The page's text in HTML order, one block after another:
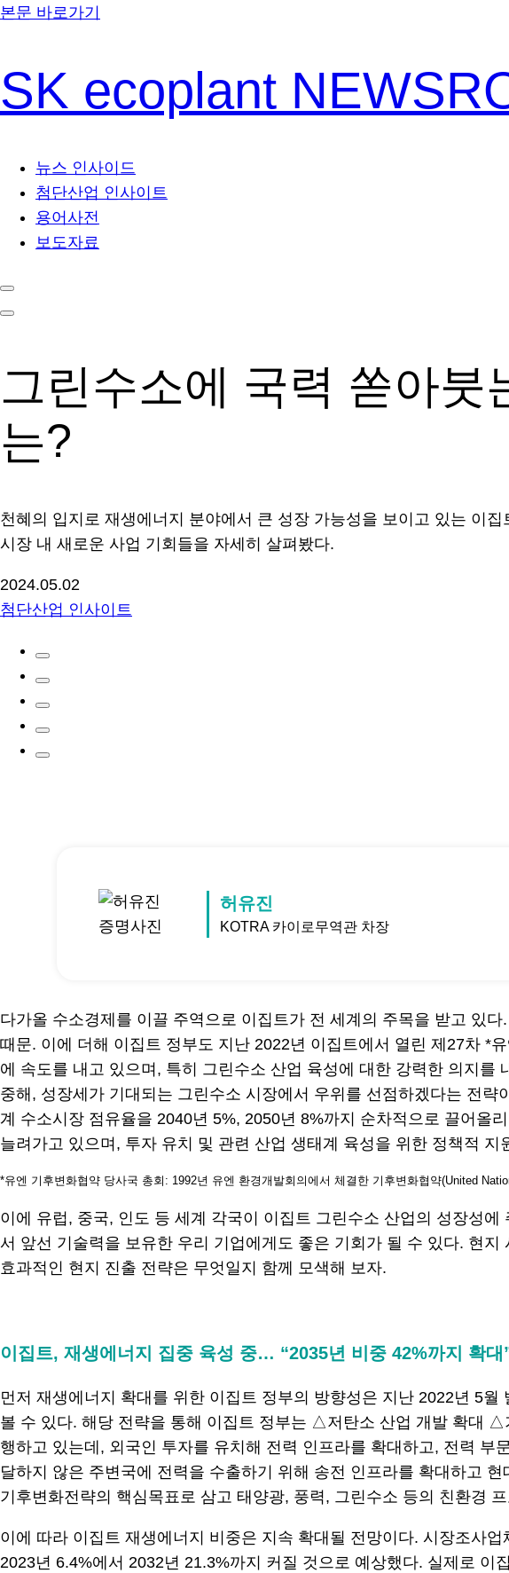
본문 바로가기
SK ecoplant
뉴스 인사이드
첨단산업 인사이트
용어사전
보도자료
그린수소에 국력 쏟아붓
는?
천혜의 입지로 재생에너지 분야에서 큰 성장 가능성을 보이고 있는 이
시장 내 새로운 사업 기회들을 자세히 살펴봤다.
2024.05.02
첨단산업 인사이트
허유진
KOTRA 카이로무역관 차장
다가올 수소경제를 이끌 주역으로 이집트가 전 세계의 주목을 받고 있
때문. 이에 더해 이집트 정부도 지난 2022년 이집트에서 열린 제27차 *
에 속도를 내고 있으며, 특히 그린수소 산업 육성에 대한 강력한 의지
중해, 성장세가 기대되는 그린수소 시장에서 우위를 선점하겠다는 전
계 수소시장 점유율을 2040년 5%, 2050년 8%까지 순차적으로 끌어올
늘려가고 있으며, 투자 유치 및 관련 산업 생태계 육성을 위한 정책적 지
*유엔 기후변화협약 당사국 총회: 1992년 유엔 환경개발회의에서 체결한 기후변화협약(United
이에 유럽, 중국, 인도 등 세계 각국이 이집트 그린수소 산업의 성장성
서 앞선 기술력을 보유한 우리 기업에게도 좋은 기회가 될 수 있다. 현
효과적인 현지 진출 전략은 무엇일지 함께 모색해 보자.
이집트, 재생에너지 집중 육성 중… “2035년 비중 42%까지 확대
먼저 재생에너지 확대를 위한 이집트 정부의 방향성은 지난 2022년 5
볼 수 있다. 해당 전략을 통해 이집트 정부는 △저탄소 산업 개발 확대
행하고 있는데, 외국인 투자를 유치해 전력 인프라를 확대하고, 전력
달하지 않은 주변국에 전력을 수출하기 위해 송전 인프라를 확대하고
기후변화전략의 핵심목표로 삼고 태양광, 풍력, 그린수소 등의 친환경
이에 따라 이집트 재생에너지 비중은 지속 확대될 전망이다. 시장조사
2023년 6.4%에서 2032년 21.3%까지 커질 것으로 예상했다. 실제로 이